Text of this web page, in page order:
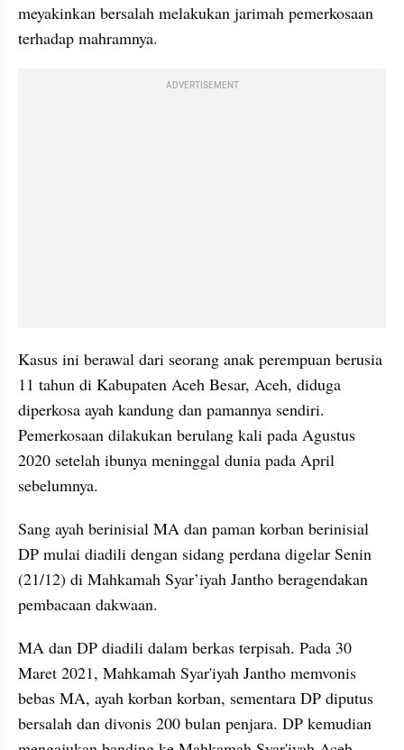
meyakinkan bersalah melakukan jarimah pemerkosaan
terhadap mahramnya.
ADVERTISEMENT
Kasus ini berawal dari seorang anak perempuan berusia
11 tahun di Kabupaten Aceh Besar, Aceh, diduga
diperkosa ayah kandung dan pamannya sendiri.
Pemerkosaan dilakukan berulang kali pada Agustus
2020 setelah ibunya meninggal dunia pada April
sebelumnya.
Sang ayah berinisial MA dan paman korban berinisial
DP mulai diadili dengan sidang perdana digelar Senin
(21/12) di Mahkamah Syar’iyah Jantho beragendakan
pembacaan dakwaan.
MA dan DP diadili dalam berkas terpisah. Pada 30
Maret 2021, Mahkamah Syar'iyah Jantho memvonis
bebas MA, ayah korban korban, sementara DP diputus
bersalah dan divonis 200 bulan penjara. DP kemudian